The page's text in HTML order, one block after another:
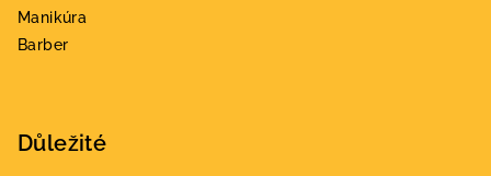
Manikúra
Barber
Důležité